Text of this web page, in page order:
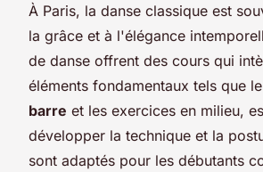
À Paris, la danse classique est
la grâce et à l'élégance
de danse offrent des cours qui
éléments fondamentaux tels que le
barre et les exercices en milieu,
développer la technique et la
sont adaptés pour les débutants